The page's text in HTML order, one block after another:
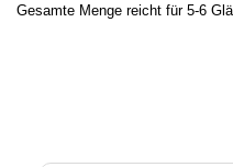
Gesamte Menge reicht für 5-6